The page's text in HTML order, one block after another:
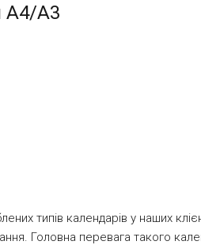
A4/A3
типів календарів у наших
Головна перевага такого